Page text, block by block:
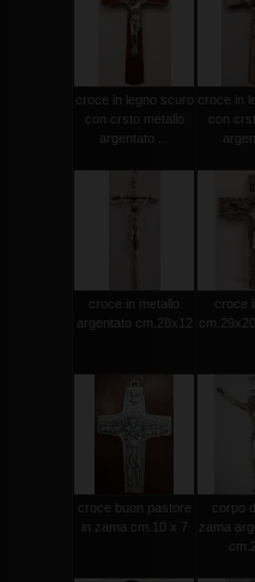
croce in legno scuro
con crsto metallo
argentato ...
croce in
con
croce in metallo
argentato cm.28x12
croce
croce buon pastore
in zama cm.10 x 7
corpo
zama